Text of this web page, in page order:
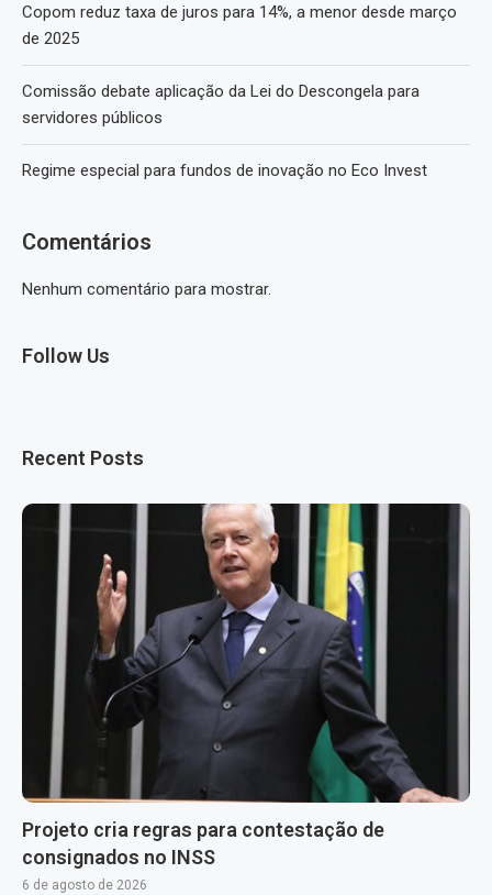
Copom reduz taxa de juros para 14%, a menor desde março
de 2025
Comissão debate aplicação da Lei do Descongela para
servidores públicos
Regime especial para fundos de inovação no Eco Invest
Comentários
Nenhum comentário para mostrar.
Follow Us
Recent Posts
Projeto cria regras para contestação de
consignados no INSS
6 de agosto de 2026